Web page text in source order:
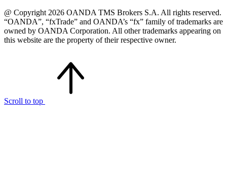
@ Copyright 2026 OANDA TMS Brokers S.A. All rights reserved.
“OANDA”, “fxTrade” and OANDA’s “fx” family of trademarks are
owned by OANDA Corporation. All other trademarks appearing on
this website are the property of their respective owner.
Scroll to top